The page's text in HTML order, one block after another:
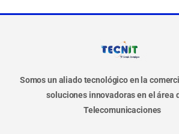
Somos un aliado tecnológico en la
soluciones innovadoras en el área
Telecomunicaciones